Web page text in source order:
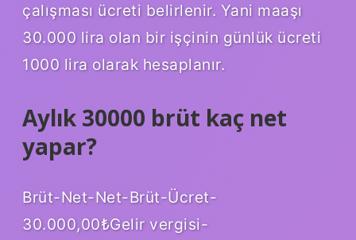
çalışması ücreti belirlenir. Yani maaşı
30.000 lira olan bir işçinin günlük ücreti
1000 lira olarak hesaplanır.
Aylık 30000 brüt kaç net
yapar?
Brüt-Net-Net-Brüt-Ücret-
30.000,00₺Gelir vergisi-